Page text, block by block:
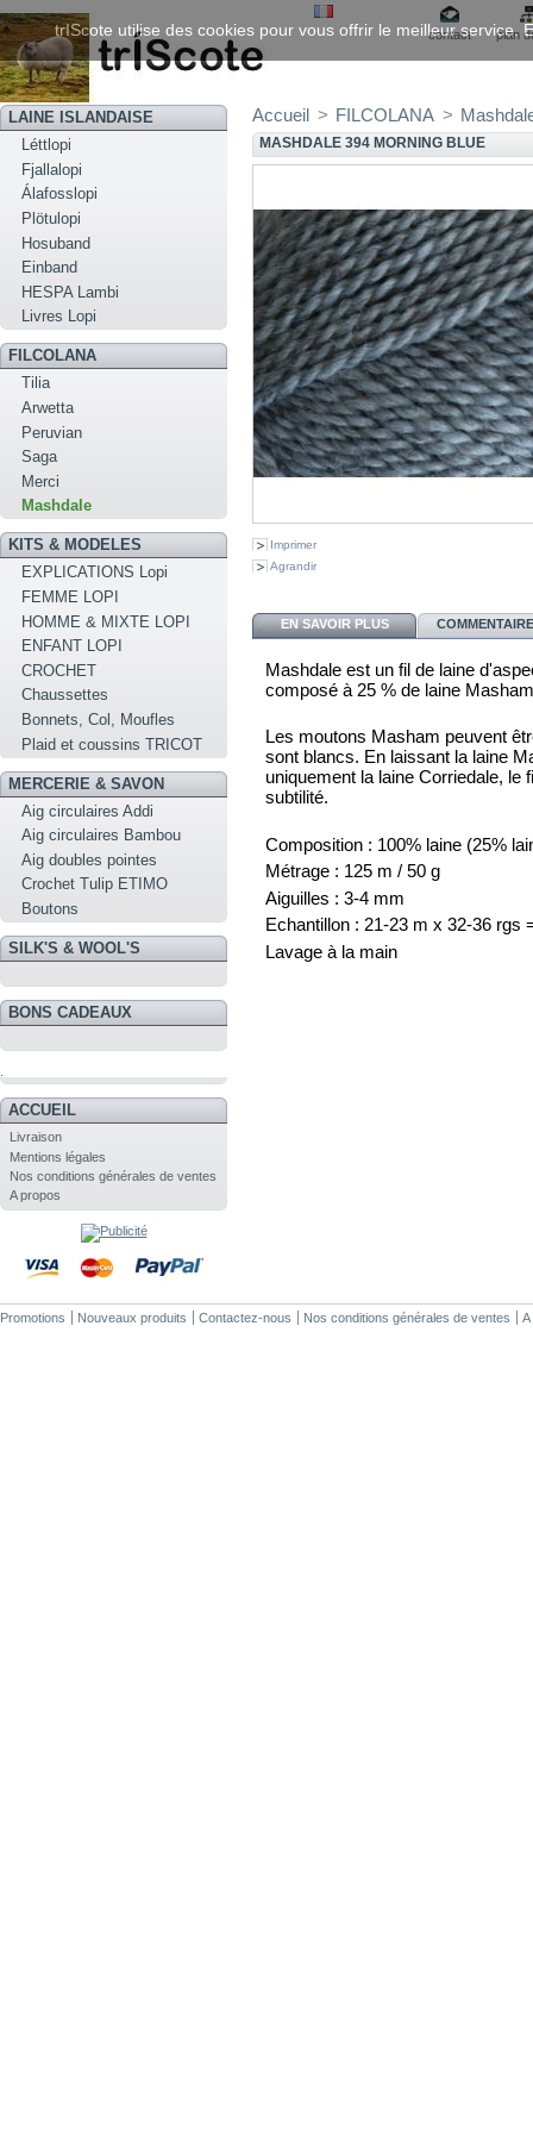
contact plan
LAINE ISLANDAISE
Léttlopi
Fjallalopi
Álafosslopi
Plötulopi
Hosuband
Einband
HESPA Lambi
Livres Lopi
FILCOLANA
Tilia
Arwetta
Peruvian
Saga
Merci
Mashdale
KITS & MODELES
EXPLICATIONS Lopi
FEMME LOPI
HOMME & MIXTE LOPI
ENFANT LOPI
CROCHET
Chaussettes
Bonnets, Col, Moufles
Plaid et coussins TRICOT
MERCERIE & SAVON
Aig circulaires Addi
Aig circulaires Bambou
Aig doubles pointes
Crochet Tulip ETIMO
Boutons
SILK'S & WOOL'S
BONS CADEAUX
ACCUEIL
Livraison
Mentions légales
Nos conditions générales de ventes
A propos
Accueil > FILCOLANA >
MASHDALE 394 MORNING BLUE
Imprimer
Agrandir
EN SAVOIR PLUS
Mashdale est un fil de laine
composé à 25 % de laine
Les moutons Masham peuvent
sont blancs. En laissant la laine
uniquement la laine Corriedale, le
subtilité.
Composition : 100% laine (25%
Métrage : 125 m / 50 g
Aiguilles : 3-4 mm
Echantillon : 21-23 m x 32-36 rgs
Lavage à la main
Promotions Nouveaux produits Contactez-nous Nos conditions générales de ventes A
trIScote utilise des cookies pour vous offrir le meilleur